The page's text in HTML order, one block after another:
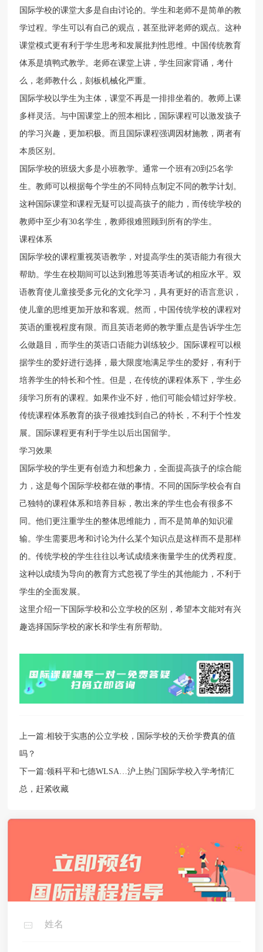
国际学校的课堂大多是自由讨论的。学生和老师不是简单的教
学过程。学生可以有自己的观点，甚至批评老师的观点。这种
课堂模式更有利于学生思考和发展批判性思维。中国传统教育
体系是填鸭式教学。老师在课堂上讲，学生回家背诵，考什
么，老师教什么，刻板机械化严重。
国际学校以学生为主体，课堂不再是一排排坐着的。教师上课
多样灵活。与中国课堂上的照本相比，国际课程可以激发孩子
的学习兴趣，更加积极。而且国际课程强调因材施教，两者有
本质区别。
国际学校的班级大多是小班教学。通常一个班有20到25名学
生。教师可以根据每个学生的不同特点制定不同的教学计划。
这种国际课堂和课程无疑可以提高孩子的能力，而传统学校的
教师中至少有30名学生，教师很难照顾到所有的学生。
课程体系
国际学校的课程重视英语教学，对提高学生的英语能力有很大
帮助。学生在校期间可以达到雅思等英语考试的相应水平。双
语教育使儿童接受多元化的文化学习，具有更好的语言意识，
使儿童的思维更加开放和客观。然而，中国传统学校的课程对
英语的重视程度有限。而且英语老师的教学重点是告诉学生怎
么做题目，而学生的英语口语能力训练较少。国际课程可以根
据学生的爱好进行选择，最大限度地满足学生的爱好，有利于
培养学生的特长和个性。但是，在传统的课程体系下，学生必
须学习所有的课程。如果作业不好，他们可能会错过好学校。
传统课程体系教育的孩子很难找到自己的特长，不利于个性发
展。国际课程更有利于学生以后出国留学。
学习效果
国际学校的学生更有创造力和想象力，全面提高孩子的综合能
力，这是每个国际学校都在做的事情。不同的国际学校会有自
己独特的课程体系和培养目标，教出来的学生也会有很多不
同。他们更注重学生的整体思维能力，而不是简单的知识灌
输。学生需要思考和讨论为什么某个知识点是这样而不是那样
的。传统学校的学生往往以考试成绩来衡量学生的优秀程度。
这种以成绩为导向的教育方式忽视了学生的其他能力，不利于
学生的全面发展。
这里介绍一下国际学校和公立学校的区别，希望本文能对有兴
趣选择国际学校的家长和学生有所帮助。
上一篇:相较于实惠的公立学校，国际学校的天价学费真的值
吗？
下一篇:领科平和七德WLSA…沪上热门国际学校入学考情汇
总，赶紧收藏